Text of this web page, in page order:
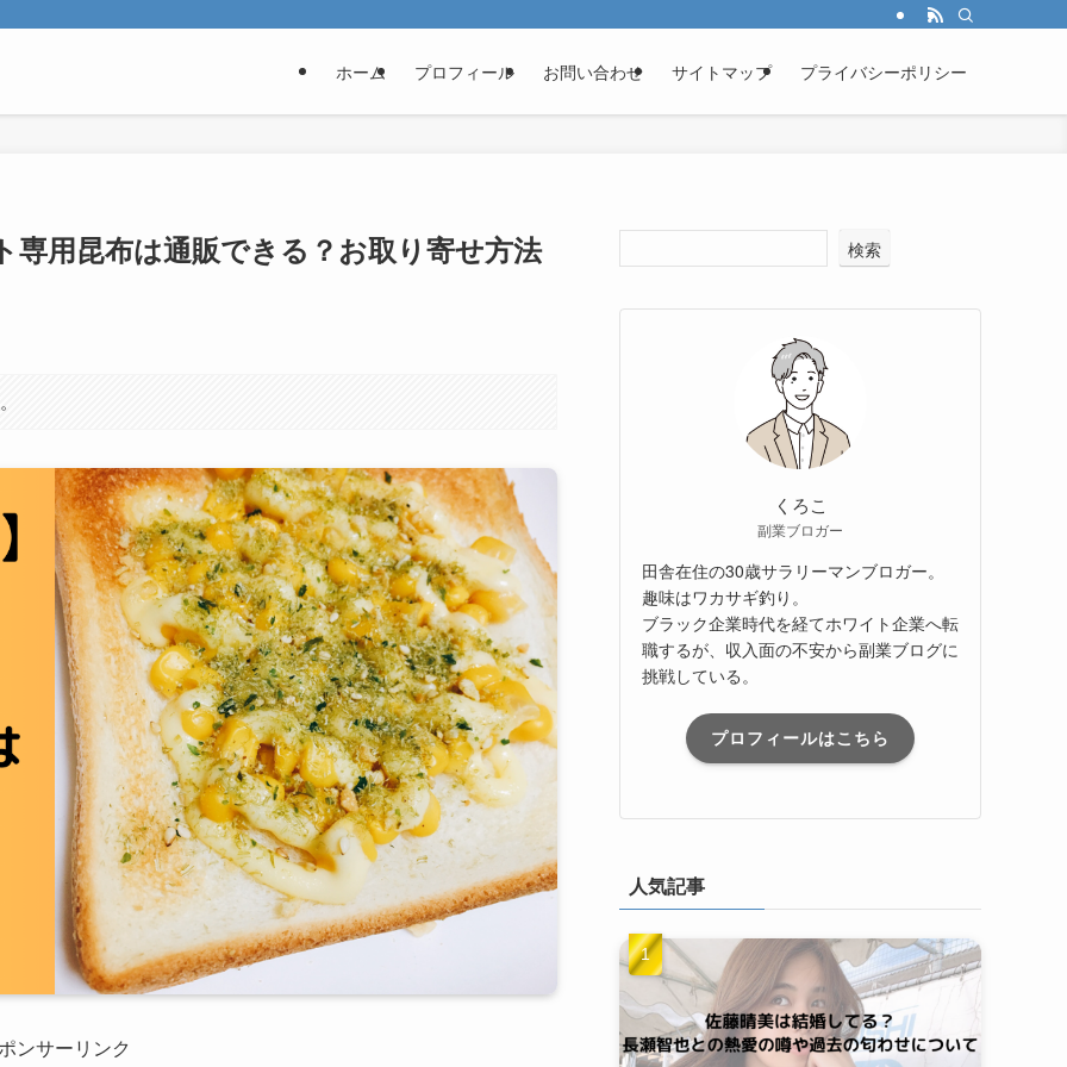
ホーム プロフィール お問い合わせ サイトマップ プライバシーポリシー
用昆布は通販できる？お取り寄せ方法
ンサーリンク
検索
くろこ
副業ブロガー
田舎在住の30歳サラリーマンブロガー。
趣味はワカサギ釣り。
ブラック企業時代を経てホワイト企業へ転
職するが、収入面の不安から副業ブログに
挑戦している。
プロフィールはこちら
人気記事